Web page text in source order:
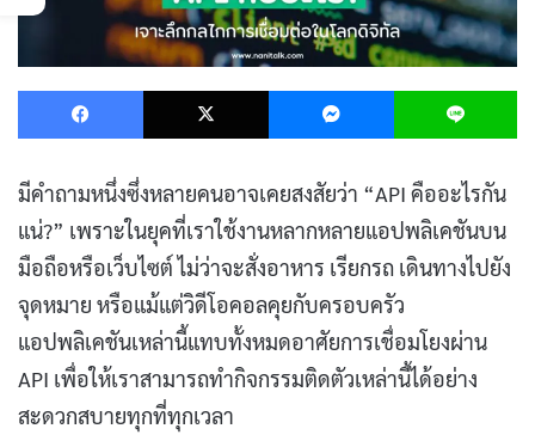
Facebook X Messenger
มีคำถามหนึ่งซึ่งหลายคนอาจเคยสงสัยว่า “API คืออะไรกัน
แน่?” เพราะในยุคที่เราใช้งานหลากหลายแอปพลิเคชันบน
มือถือหรือเว็บไซต์ ไม่ว่าจะสั่งอาหาร เรียกรถ เดินทางไปยัง
จุดหมาย หรือแม้แต่วิดีโอคอลคุยกับครอบครัว
แอปพลิเคชันเหล่านี้แทบทั้งหมดอาศัยการเชื่อมโยงผ่าน
API เพื่อให้เราสามารถทำกิจกรรมติดตัวเหล่านี้ได้อย่าง
สะดวกสบายทุกที่ทุกเวลา